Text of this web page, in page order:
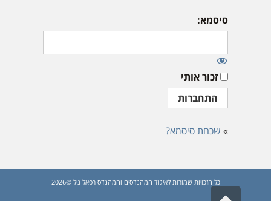
סיסמא:
זכור אותי
» שכחת סיסמא?
כל הזכויות שמורות לאיגוד המהנדסים והמהנדס רפאל גיל ©2026